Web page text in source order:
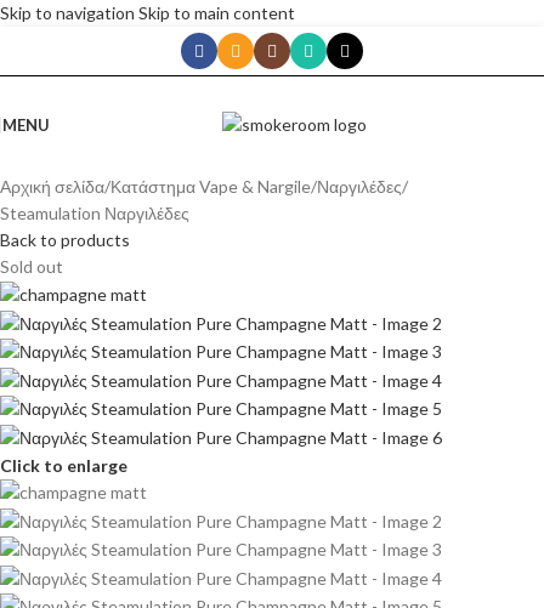
Skip to navigation Skip to main content
MENU
Αρχική σελίδα/Κατάστημα Vape & Nargile/Ναργιλέδες/
Steamulation Ναργιλέδες
Back to products
Sold out
Click to enlarge